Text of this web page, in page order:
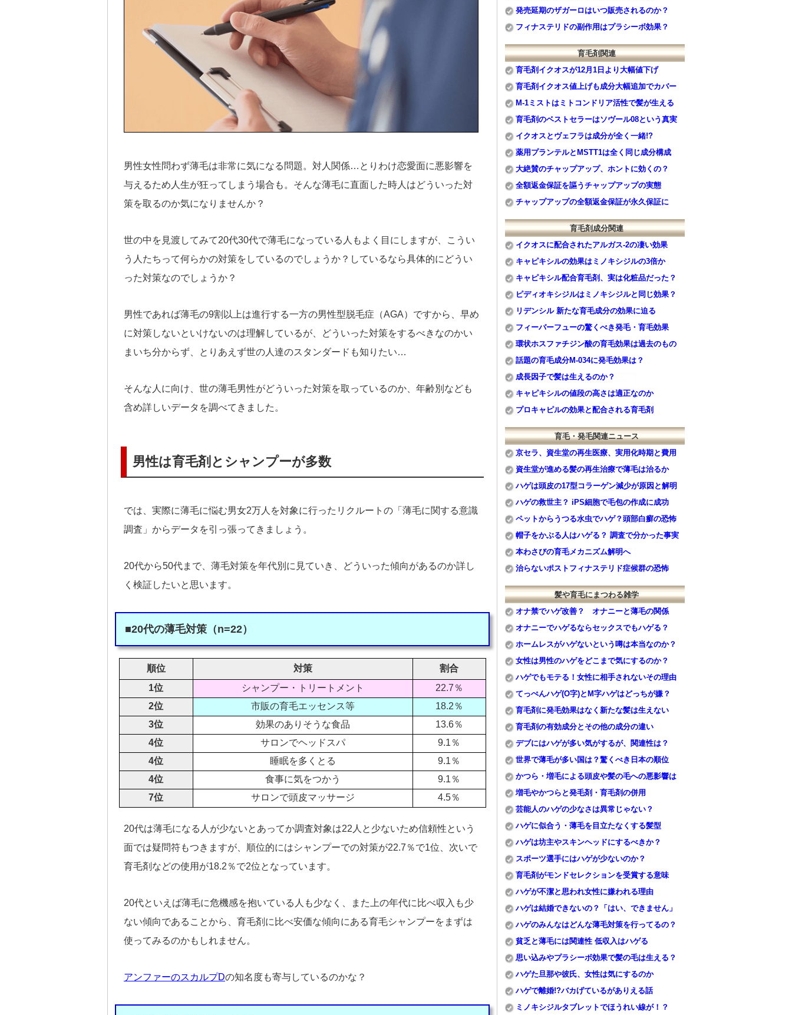
男性女性問わず薄毛は非常に気になる問題。対人関係…とりわけ恋愛面に悪影響を
与えるため人生が狂ってしまう場合も。そんな薄毛に直面した時人はどういった対
策を取るのか気になりませんか？
世の中を見渡してみて20代30代で薄毛になっている人もよく目にしますが、こうい
う人たちって何らかの対策をしているのでしょうか？しているなら具体的にどうい
った対策なのでしょうか？
男性であれば薄毛の9割以上は進行する一方の男性型脱毛症（AGA）ですから、早め
に対策しないといけないのは理解しているが、どういった対策をするべきなのかい
まいち分からず、とりあえず世の人達のスタンダードも知りたい…
そんな人に向け、世の薄毛男性がどういった対策を取っているのか、年齢別なども
含め詳しいデータを調べてきました。
男性は育毛剤とシャンプーが多数
では、実際に薄毛に悩む男女2万人を対象に行ったリクルートの「薄毛に関する意識
調査」からデータを引っ張ってきましょう。
20代から50代まで、薄毛対策を年代別に見ていき、どういった傾向があるのか詳し
く検証したいと思います。
■20代の薄毛対策（n=22）
順位 対策
割合
1位
シャンプー・トリートメント
22.7％
2位
市販の育毛エッセンス等
18.2％
3位
効果のありそうな食品
13.6％
4位
サロンでヘッドスパ
9.1％
4位
睡眠を多くとる
9.1％
4位
食事に気をつかう
9.1％
7位
サロンで頭皮マッサージ 4.5％
20代は薄毛になる人が少ないとあってか調査対象は22人と少ないため信頼性という
面では疑問符もつきますが、順位的にはシャンプーでの対策が22.7％で1位、次いで
育毛剤などの使用が18.2％で2位となっています。
20代といえば薄毛に危機感を抱いている人も少なく、また上の年代に比べ収入も少
ない傾向であることから、育毛剤に比べ安価な傾向にある育毛シャンプーをまずは
使ってみるのかもしれません。
アンファーのスカルプDの知名度も寄与しているのかな？
発売延期のザガーロはいつ販売されるのか？
フィナステリドの副作用はプラシーボ効果？
育毛剤関連
育毛剤イクオスが12月1日より大幅値下げ
育毛剤イクオス値上げも成分大幅追加でカバー
M-1ミストはミトコンドリア活性で髪が生える
育毛剤のベストセラーはソヴール08という真実
イクオスとヴェフラは成分が全く一緒!?
薬用プランテルとMSTT1は全く同じ成分構成
大絶賛のチャップアップ、ホントに効くの？
全額返金保証を謳うチャップアップの実態
チャップアップの全額返金保証が永久保証に
育毛剤成分関連
イクオスに配合されたアルガス-2の凄い効果
キャピキシルの効果はミノキシジルの3倍か
キャピキシル配合育毛剤、実は化粧品だった？
ピディオキシジルはミノキシジルと同じ効果？
リデンシル 新たな育毛成分の効果に迫る
フィーバーフューの驚くべき発毛・育毛効果
環状ホスファチジン酸の育毛効果は過去のもの
話題の育毛成分M-034に発毛効果は？
成長因子で髪は生えるのか？
キャピキシルの値段の高さは適正なのか
プロキャピルの効果と配合される育毛剤
育毛・発毛関連ニュース
京セラ、資生堂の再生医療、実用化時期と費用
資生堂が進める髪の再生治療で薄毛は治るか
ハゲは頭皮の17型コラーゲン減少が原因と解明
ハゲの救世主？ iPS細胞で毛包の作成に成功
ペットからうつる水虫でハゲ？頭部白癬の恐怖
帽子をかぶる人はハゲる？ 調査で分かった事実
本わさびの育毛メカニズム解明へ
治らないポストフィナステリド症候群の恐怖
髪や育毛にまつわる雑学
オナ禁でハゲ改善？ オナニーと薄毛の関係
オナニーでハゲるならセックスでもハゲる？
ホームレスがハゲないという噂は本当なのか？
女性は男性のハゲをどこまで気にするのか？
ハゲでもモテる！女性に相手されないその理由
てっぺんハゲ(O字)とM字ハゲはどっちが嫌？
育毛剤に発毛効果はなく新たな髪は生えない
育毛剤の有効成分とその他の成分の違い
デブにはハゲが多い気がするが、関連性は？
世界で薄毛が多い国は？驚くべき日本の順位
かつら・増毛による頭皮や髪の毛への悪影響は
増毛やかつらと発毛剤・育毛剤の併用
芸能人のハゲの少なさは異常じゃない？
ハゲに似合う・薄毛を目立たなくする髪型
ハゲは坊主やスキンヘッドにするべきか？
スポーツ選手にはハゲが少ないのか？
育毛剤がモンドセレクションを受賞する意味
ハゲが不潔と思われ女性に嫌われる理由
ハゲは結婚できないの？「はい、できません」
ハゲのみんなはどんな薄毛対策を行ってるの？
貧乏と薄毛には関連性 低収入はハゲる
思い込みやプラシーボ効果で髪の毛は生える？
ハゲた旦那や彼氏、女性は気にするのか
ハゲで離婚!?バカげているがありえる話
ミノキシジルタブレットでほうれい線が！？